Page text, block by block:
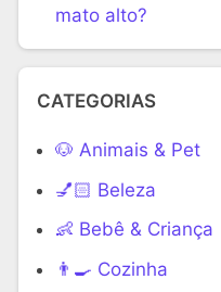
mato alto?
CATEGORIAS
🐶 Animais & Pet
💅🏻 Beleza
👶 Bebê & Criança
👨‍🍳 Cozinha